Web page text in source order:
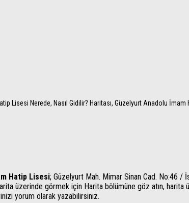
Lisesi Nerede, Nasıl Gidilir? Haritası, Güzelyurt Anadolu
Hatip Lisesi; Güzelyurt Mah. Mimar Sinan Cad. No:46 /
üzerinde görmek için Harita bölümüne göz atın, harita
yorum olarak yazabilirsiniz.